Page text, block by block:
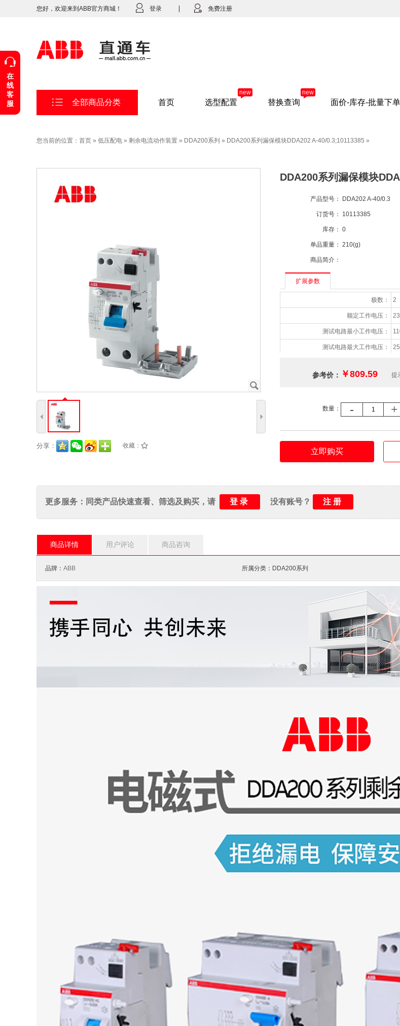
您好，欢迎来到ABB官方商城！ 登录 免费注册
全部商品分类 首页 选型配置
new
替换查询
new
面价-库存-批量下单
您当前的位置： 首页 » 低压配电 » 剩余电流动作装置 » DDA200系列 » DDA200系列漏保模块DDA202 A-40/0.3;10113385 »
J
4 5
分享： 收藏： /
DDA200系列漏保模块
产品型号： DDA202 A-40/0.3
订货号： 10113385
库存： 0
单品重量： 210(g)
商品简介：
扩展参数
极数： 2
额定工作电压：
测试电路最小工作电压：
测试电路最大工作电压：
手柄颜色： 蓝
额定剩余电流：
延时特性：
环境温度： 运
参考价： ￥809.59 提
数量： - +
立即购买
更多服务：同类产品快速查看、筛选及购买，请 登录 没有账号？ 注册
商品详情 用户评论 商品咨询
品牌： ABB 所属分类：DDA200系列
在
线
客
服